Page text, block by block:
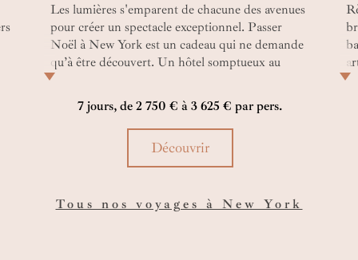
Les lumières s'emparent de chacune des avenues
pour créer un spectacle exceptionnel. Passer
Noël à New York est un cadeau qui ne demande
qu’à être découvert. Un hôtel somptueux au
cœur de Midtown Manhattan, du temps libre et
une visite privée en français de Brooklyn vous
attendent grâce à la complicité d’un lutin qui
connaît la ville comme sa poche…
7 jours, de 2 750 € à 3 625 € par pers.
Découvrir
Tous nos voyages à New York